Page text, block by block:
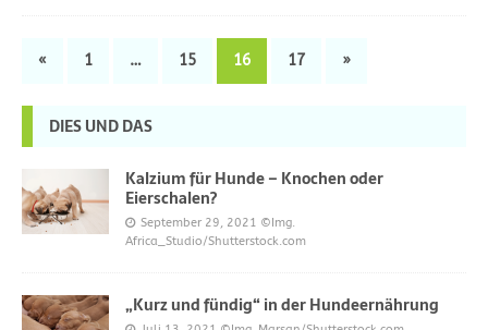
« 1 … 15 16 17 »
DIES UND DAS
Kalzium für Hunde – Knochen oder
Eierschalen?
September 29, 2021 ©Img.
Africa_Studio/Shutterstock.com
„Kurz und fündig“ in der Hundeernährung